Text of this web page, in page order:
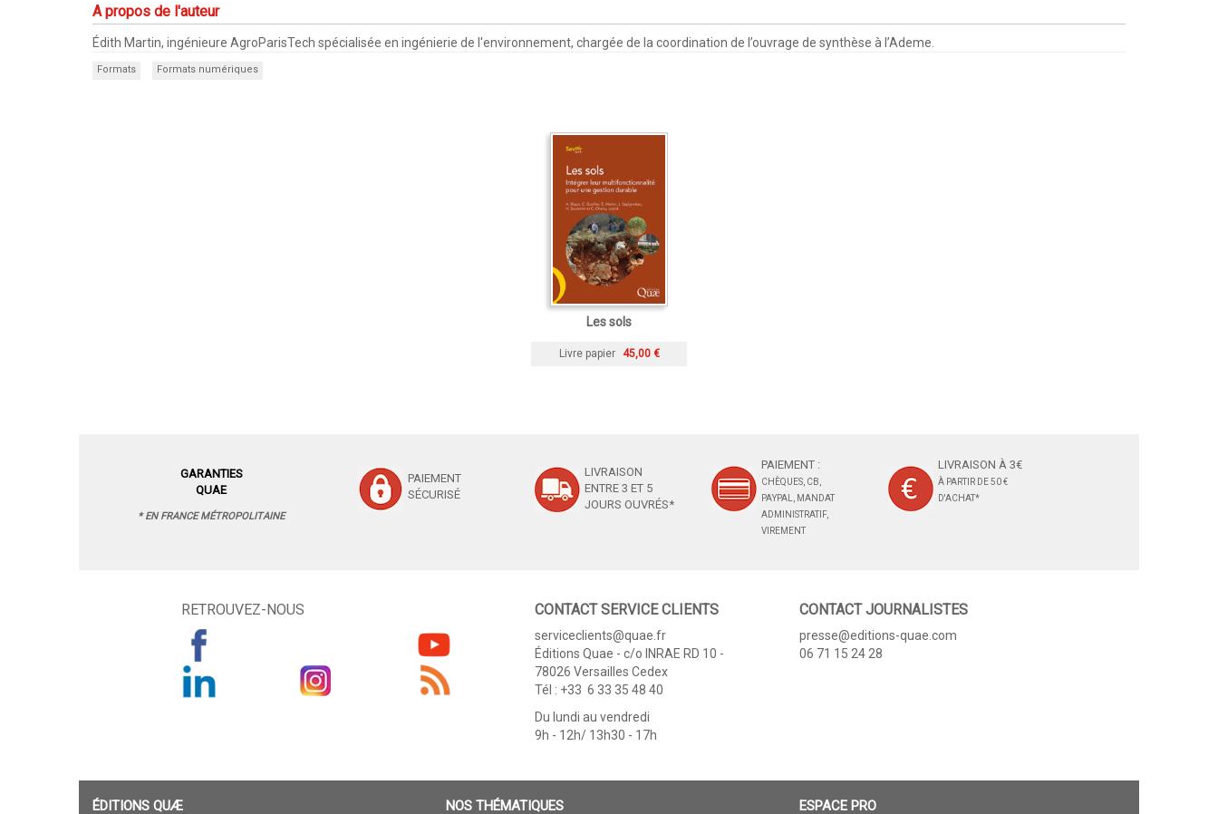
A propos de l'auteur
Édith Martin, ingénieure AgroParisTech spécialisée en ingénierie de l'environnement, chargée de la coordination de l’ouvrage de synthèse à l’Ademe.
Formats Formats numériques
Les sols
Livre papier 45,00 €
GARANTIES
QUAE
* EN FRANCE MÉTROPOLITAINE
PAIEMENT
SÉCURISÉ
LIVRAISON
ENTRE 3 ET 5
JOURS OUVRÉS*
PAIEMENT :
CHÈQUES, CB,
PAYPAL, MANDAT
ADMINISTRATIF,
VIREMENT
LIVRAISON À 3€
À PARTIR DE 50 €
D'ACHAT*
RETROUVEZ-NOUS CONTACT SERVICE CLIENTS
serviceclients@quae.fr
Éditions Quae - c/o INRAE RD 10 -
78026 Versailles Cedex
Tél : +33 6 33 35 48 40
Du lundi au vendredi
9h - 12h/ 13h30 - 17h
CONTACT JOURNALISTES
presse@editions-quae.com
06 71 15 24 28
ÉDITIONS QUÆ NOS THÉMATIQUES ESPACE PRO